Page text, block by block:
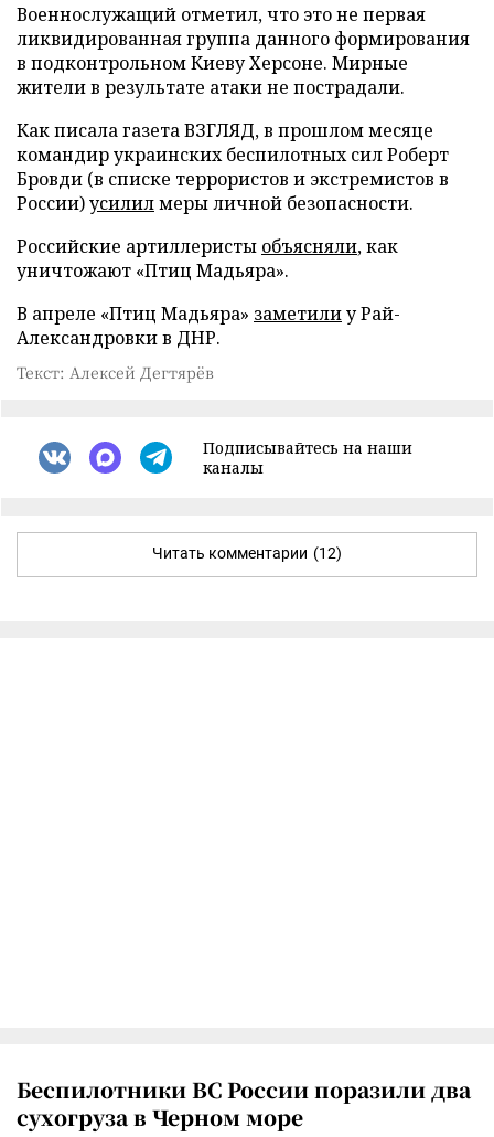
Военнослужащий отметил, что это не первая
ликвидированная группа данного формирования
в подконтрольном Киеву Херсоне. Мирные
жители в результате атаки не пострадали.
Как писала газета ВЗГЛЯД, в прошлом месяце
командир украинских беспилотных сил Роберт
Бровди (в списке террористов и экстремистов в
России)усилилмеры личной безопасности.
Российские артиллеристы объясняли, как
уничтожают «Птиц Мадьяра».
В апреле «Птиц Мадьяра» заметилиу Рай-
Александровки в ДНР.
Текст: Алексей Дегтярёв
Подписывайтесь на наши
каналы
Читать комментарии (12)
Беспилотники ВС России поразили два
сухогруза в Черном море